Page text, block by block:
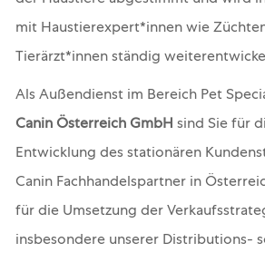
mit Haustierexpert*innen wie
Tierärzt*innen ständig
Als Außendienst im Bereich Pet
Canin Österreich GmbH sind Sie für
Entwicklung des stationären
Canin Fachhandelspartner in
für die Umsetzung der
insbesondere unserer Distributions-